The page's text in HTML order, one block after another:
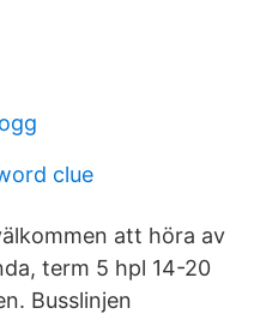
clue
att höra av
term 5 hpl 14-20
Busslinjen